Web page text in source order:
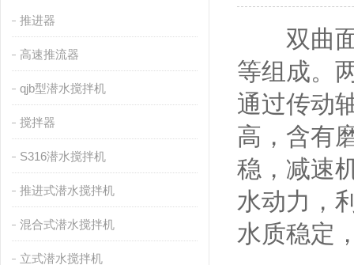
推进器
高速推流器
qjb型潜水搅拌机
搅拌器
S316潜水搅拌机
推进式潜水搅拌机
混合式潜水搅拌机
立式潜水搅拌机
双曲
等组成。
通过传动
高，含有
稳，减速
水动力，
水质稳定